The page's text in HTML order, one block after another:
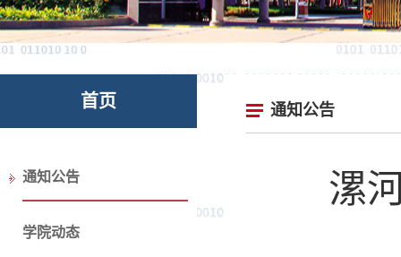
首页
通知公告
学院动态
通知公告
漯